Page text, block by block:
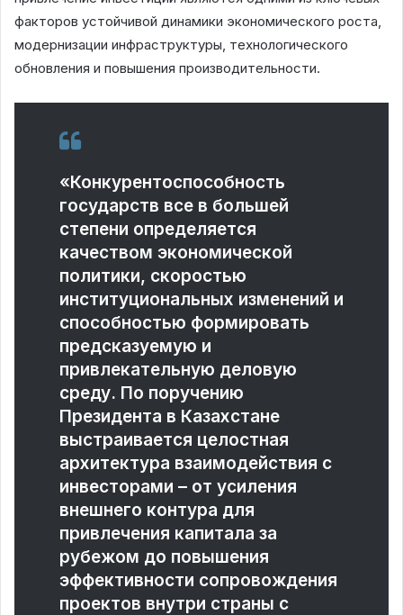
факторов устойчивой динамики экономического роста,
модернизации инфраструктуры, технологического
обновления и повышения производительности.
«Конкурентоспособность
государств все в большей
степени определяется
качеством экономической
политики, скоростью
институциональных изменений и
способностью формировать
предсказуемую и
привлекательную деловую
среду. По поручению
Президента в Казахстане
выстраивается целостная
архитектура взаимодействия с
инвесторами – от усиления
внешнего контура для
привлечения капитала за
рубежом до повышения
эффективности сопровождения
проектов внутри страны с